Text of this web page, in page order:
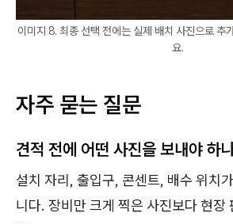
이미지 8. 최종 선택 전에는 실제 배치 사진으로 추
요.
자주 묻는 질문
견적 전에 어떤 사진을 보내야 하
설치 자리, 출입구, 콘센트, 배수 위치
니다. 장비만 크게 찍은 사진보다 현장